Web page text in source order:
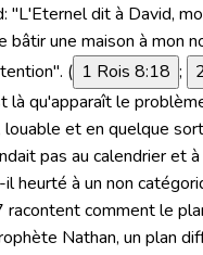
"L'Eternel dit à David,
bâtir une maison à mon
( 1 Rois 8:18 ;
là qu'apparaît le
louable et en quelque
pas au calendrier et
heurté à un non
racontent comment le
Nathan, un plan